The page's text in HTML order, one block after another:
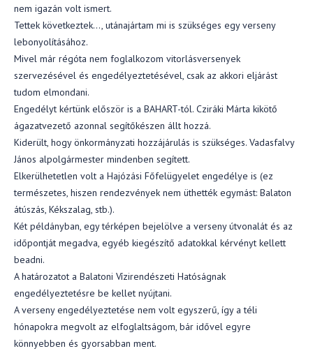
nem igazán volt ismert.
Tettek következtek…, utánajártam mi is szükséges egy verseny
lebonyolításához.
Mivel már régóta nem foglalkozom vitorlásversenyek
szervezésével és engedélyeztetésével, csak az akkori eljárást
tudom elmondani.
Engedélyt kértünk először is a BAHART-tól. Cziráki Márta kikötő
ágazatvezető azonnal segítőkészen állt hozzá.
Kiderült, hogy önkormányzati hozzájárulás is szükséges. Vadasfalvy
János alpolgármester mindenben segített.
Elkerülhetetlen volt a Hajózási Főfelügyelet engedélye is (ez
természetes, hiszen rendezvények nem üthették egymást: Balaton
átúszás, Kékszalag, stb.).
Két példányban, egy térképen bejelölve a verseny útvonalát és az
időpontját megadva, egyéb kiegészítő adatokkal kérvényt kellett
beadni.
A határozatot a Balatoni Vízirendészeti Hatóságnak
engedélyeztetésre be kellet nyújtani.
A verseny engedélyeztetése nem volt egyszerű, így a téli
hónapokra megvolt az elfoglaltságom, bár idővel egyre
könnyebben és gyorsabban ment.